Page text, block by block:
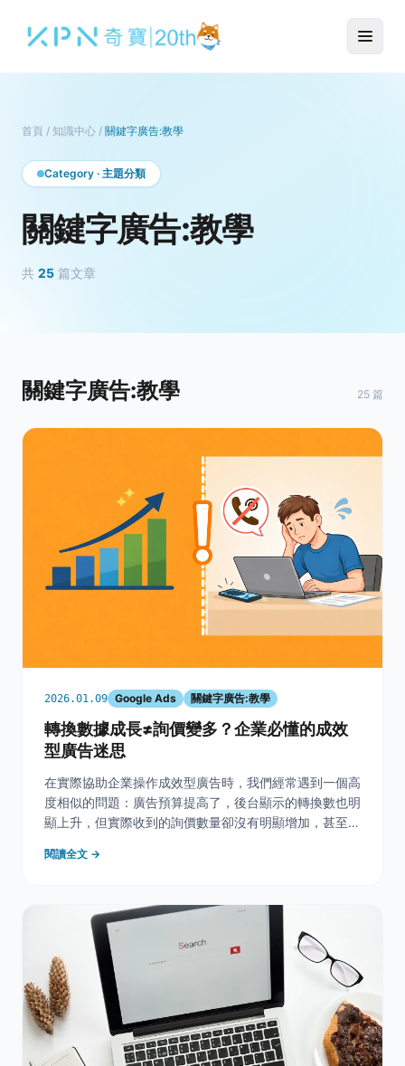
首頁 / 知識中心 / 關鍵字廣告:教學
Category · 主題分類
關鍵字廣告:教學
共 25 篇文章
關鍵字廣告:教學 25 篇
2026.01.09 Google Ads 關鍵字廣告:教學
轉換數據成長≠詢價變多？企業必懂的成效
型廣告迷思
在實際協助企業操作成效型廣告時，我們經常遇到一個高
度相似的問題：廣告預算提高了，後台顯示的轉換數也明
顯上升，但實際收到的詢價數量卻沒有明顯增加，甚至與
不是廣告沒投對？ 是不是平台品質下降？ 還是預算其實
閱讀全文 →